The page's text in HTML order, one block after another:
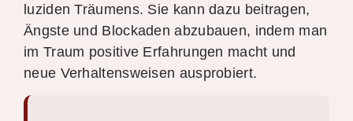
luziden Träumens. Sie kann dazu beitragen,
Ängste und Blockaden abzubauen, indem man
im Traum positive Erfahrungen macht und
neue Verhaltensweisen ausprobiert.